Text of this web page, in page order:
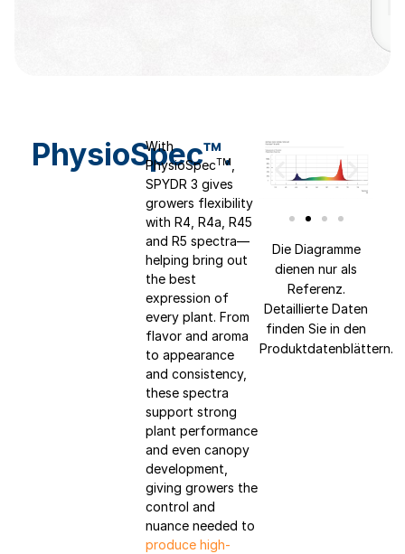
PhysioSpec™.
With
PhysioSpecTM
SPYDR 3 gives
growers flexibility
with R4, R4a, R45
and R5 spectra—
helping bring out
the best
expression of
every plant. From
flavor and aroma
to appearance
and consistency,
these spectra
support strong
plant performance
and even canopy
development,
giving growers the
control and
nuance needed to
produce high-
Die Diagramme
dienen nur als
Referenz.
Detaillierte Daten
finden Sie in den
Produktdatenblättern.